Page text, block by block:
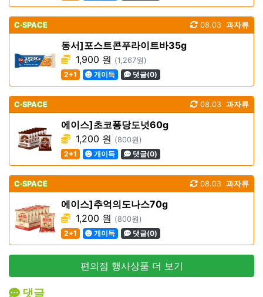
C·SPACE 과자류
08.03
동서]포스트콘푸라이트바35g
1,900 원 (1,267원)
2+1
개이득 댓글(0)
C·SPACE 과자류
08.03
에이스]초코퐁당도넛60g
1,200 원 (800원)
2+1
개이득 댓글(0)
C·SPACE 과자류
08.03
에이스]추억의도나스70g
1,200 원 (800원)
2+1
개이득 댓글(0)
편의점 행사상품 더 보기
댓글